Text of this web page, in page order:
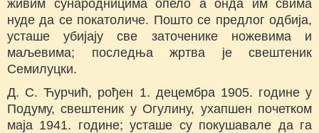
живим сународницима опело а онда им свима
нуде да се покатоличе. Пошто се предлог одбија,
усташе убијају све заточенике ножевима и
маљевима; последња жртва је свештеник
Семилуцки.
Д. С. Ћурчић, рођен 1. децембра 1905. године у
Подуму, свештеник у Огулину, ухапшен почетком
маја 1941. године; усташе су покушавале да га